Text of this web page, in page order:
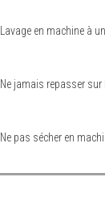
Lavage en machine à
Ne jamais repasser
Ne pas sécher en